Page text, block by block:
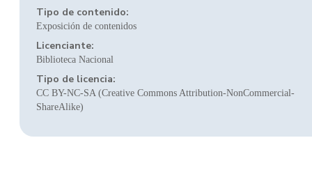
Tipo de contenido:
Exposición de contenidos
Licenciante:
Biblioteca Nacional
Tipo de licencia:
CC BY-NC-SA (Creative Commons Attribution-NonCommercial-
ShareAlike)